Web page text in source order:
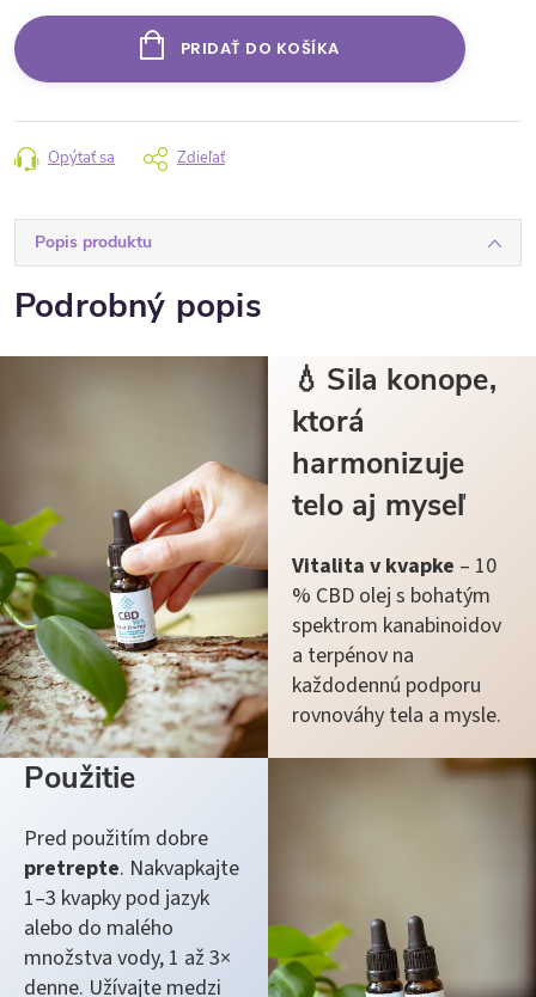
PRIDAŤ DO KOŠÍKA
Opýtať sa Zdieľať
Popis produktu
Podrobný popis
💧 Sila konope,
ktorá
harmonizuje
telo aj myseľ
Vitalita v kvapke – 10
% CBD olej s bohatým
spektrom kanabinoidov
a terpénov na
každodennú podporu
rovnováhy tela a mysle.
Použitie
Pred použitím dobre
pretrepte. Nakvapkajte
1–3 kvapky pod jazyk
alebo do malého
množstva vody, 1 až 3×
denne. Užívajte medzi